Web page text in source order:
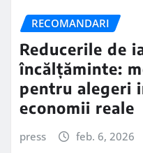
RECOMANDARI
Reducerile de
încălțăminte:
pentru alegeri
economii reale
press feb. 6, 2026